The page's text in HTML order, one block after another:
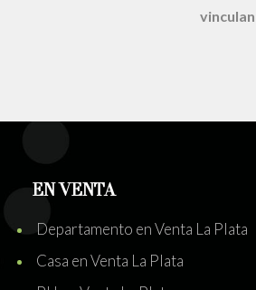
EN VENTA
Departamento en Venta La Plata
Casa en Venta La Plata